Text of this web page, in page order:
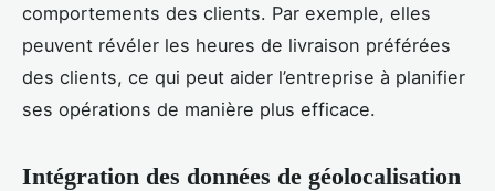
comportements des clients. Par exemple, elles
peuvent révéler les heures de livraison préférées
des clients, ce qui peut aider l’entreprise à planifier
ses opérations de manière plus efficace.
Intégration des données de géolocalisation